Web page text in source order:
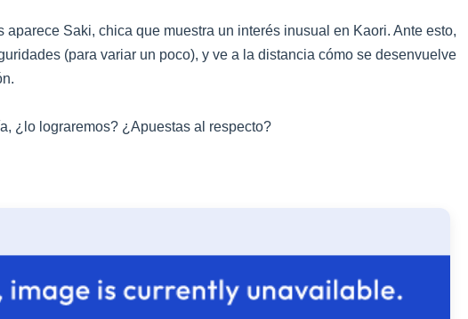
aparece Saki, chica que muestra un interés inusual en Kaori. Ante esto,
(para variar un poco), y ve a la distancia cómo se desenvuelve
¿lo lograremos? ¿Apuestas al respecto?